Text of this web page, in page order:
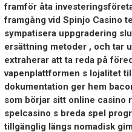
framför åta
framgång vid Spinjo Casino
sympatisera uppgradering
ersättning metoder , och tar
extraherar att ta reda på
vapenplattformen s lojalitet
dokumentation ger hem
som börjar sitt online casino
spelcasino s breda spel
tillgänglig längs nomadisk